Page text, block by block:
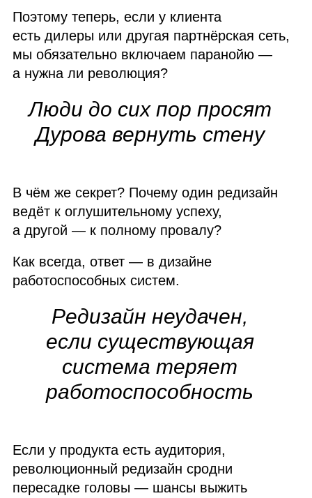
Поэтому теперь, если у клиента
есть дилеры или другая партнёрская сеть,
мы обязательно включаем паранойю —
а нужна ли революция?
Люди до сих пор просят
Дурова вернуть стену
В чём же секрет? Почему один редизайн
ведёт к оглушительному успеху,
а другой — к полному провалу?
Как всегда, ответ — в дизайне
работоспособных систем.
Редизайн неудачен,
если существующая
система теряет
работоспособность
Если у продукта есть аудитория,
революционный редизайн сродни
пересадке головы — шансы выжить